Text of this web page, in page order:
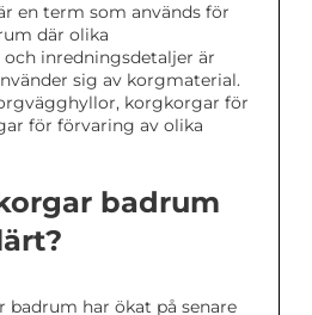
en term som används för
där olika
inredningsdetaljer är
sig av korgmaterial.
korgkorgar för
för förvaring av olika
badrum
badrum har ökat på senare